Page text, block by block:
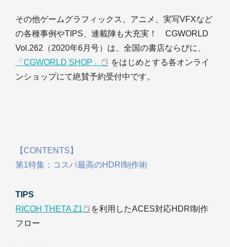
その他ゲームグラフィックス、アニメ、実写VFXなど
の各種事例やTIPS、連載陣も大充実！ CGWORLD
Vol.262（2020年6月号）は、全国の書店ならびに、
「CGWORLD SHOP」
をはじめとする各オンライ
ンショップにて絶賛予約受付中です。
【CONTENTS】
第1特集：コスパ最高のHDRI制作術
TIPS
RICOH THETA Z1
を利用したACES対応HDRI制作
フロー